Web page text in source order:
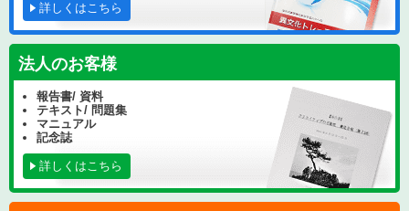
詳しくはこちら
法人のお客様
報告書/ 資料
テキスト/ 問題集
マニュアル
記念誌
詳しくはこちら